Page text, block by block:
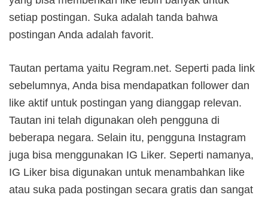
setiap postingan. Suka adalah tanda bahwa
postingan Anda adalah favorit.
Tautan pertama yaitu Regram.net. Seperti pada link
sebelumnya, Anda bisa mendapatkan follower dan
like aktif untuk postingan yang dianggap relevan.
Tautan ini telah digunakan oleh pengguna di
beberapa negara. Selain itu, pengguna Instagram
juga bisa menggunakan IG Liker. Seperti namanya,
IG Liker bisa digunakan untuk menambahkan like
atau suka pada postingan secara gratis dan sangat